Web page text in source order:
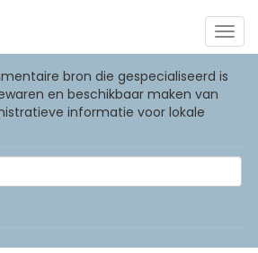
bron die gespecialiseerd is
en beschikbaar maken van
informatie voor lokale